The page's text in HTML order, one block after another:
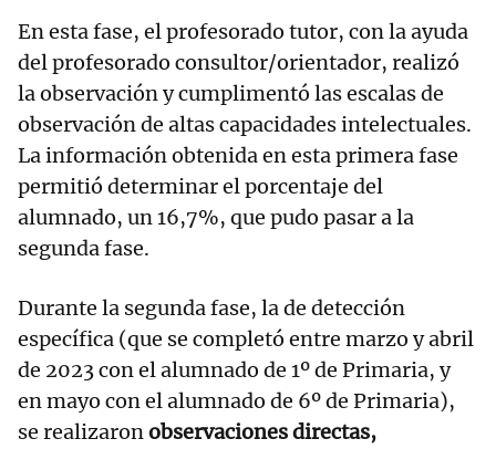
En esta fase, el profesorado tutor, con la ayuda
del profesorado consultor/orientador, realizó
la observación y cumplimentó las escalas de
observación de altas capacidades intelectuales.
La información obtenida en esta primera fase
permitió determinar el porcentaje del
alumnado, un 16,7%, que pudo pasar a la
segunda fase.
Durante la segunda fase, la de detección
específica (que se completó entre marzo y abril
de 2023 con el alumnado de 1º de Primaria, y
en mayo con el alumnado de 6º de Primaria),
se realizaronobservaciones directas,